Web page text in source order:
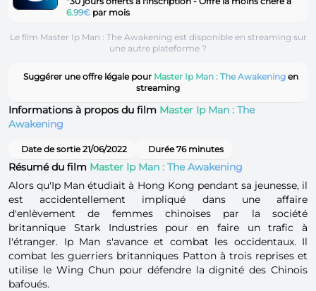
6.99€ par mois
Le film Master Ip Man : The Awakening est disponible en streaming sur
une autre plateforme ?
Suggérer une offre légale pour Master Ip Man : The Awakening en
streaming
Informations à propos du film Master Ip Man : The
Awakening
Date de sortie 21/06/2022 Durée 76 minutes
Résumé du film Master Ip Man : The Awakening
Alors qu'Ip Man étudiait à Hong Kong pendant sa jeunesse, il
est accidentellement impliqué dans une affaire
d'enlèvement de femmes chinoises par la société
britannique Stark Industries pour en faire un trafic à
l'étranger. Ip Man s'avance et combat les occidentaux. Il
combat les guerriers britanniques Patton à trois reprises et
utilise le Wing Chun pour défendre la dignité des Chinois
bafoués.